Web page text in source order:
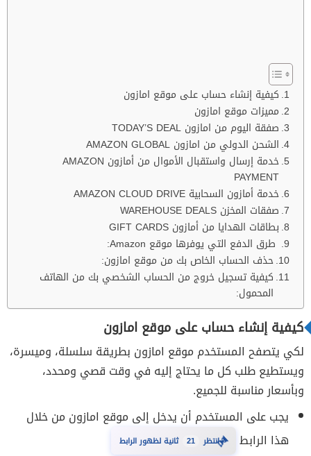
كيفية إنشاء حساب على موقع امازون
مميزات موقع امازون
صفقة اليوم من امازون TODAY’S DEAL
الشحن الدولي من امازون AMAZON GLOBAL
خدمة إرسال واستقبال الأموال من أمازون AMAZON
PAYMENT
خدمة أمازون السحابية AMAZON CLOUD DRIVE
صفقات المخزن WAREHOUSE DEALS
بطاقات الهدايا من أمازون GIFT CARDS
طرق الدفع التي يوفرها موقع Amazon:
حذف الحساب الخاص بك من موقع امازون:
كيفية تسجيل خروج من الحساب الشخصي بك من الهاتف
المحمول:
كيفية إنشاء حساب على موقع امازون
لكي يتصفح المستخدم موقع امازون بطريقة سلسلة، وميسرة،
ويستطيع طلب كل ما يحتاج إليه في وقت قصي ومحدد،
وبأسعار مناسبة للجميع.
يجب على المستخدم أن يدخل إلى موقع امازون من خلال
هذا الرابط ⏳انتظر 20 ثانية لظهور الرابط